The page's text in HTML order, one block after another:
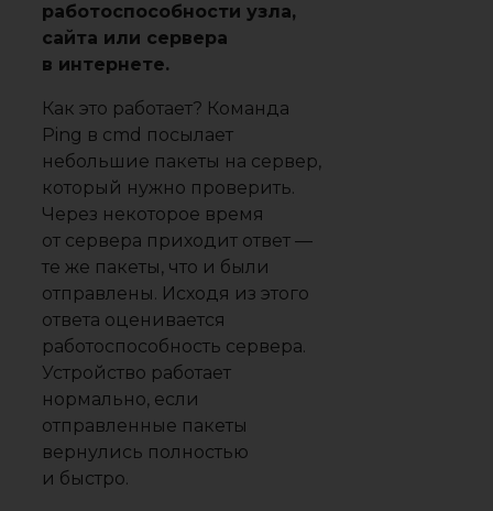
работоспособности узла,
сайта или сервера
в интернете.
Как это работает? Команда
Ping в cmd посылает
небольшие пакеты на сервер,
который нужно проверить.
Через некоторое время
от сервера приходит ответ ―
те же пакеты, что и были
отправлены. Исходя из этого
ответа оценивается
работоспособность сервера.
Устройство работает
нормально, если
отправленные пакеты
вернулись полностью
и быстро.